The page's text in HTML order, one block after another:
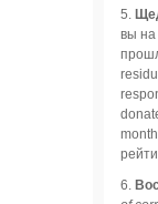
5.
вы на
6.